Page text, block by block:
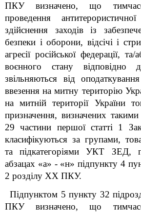
ПКУ визначено, що
проведення
здійснення заходів із
безпеки і оборони, відсічі і
агресії російської федерації,
воєнного стану відповідно
звільняються від
ввезення на митну територію
на митній території України
призначення, визначених
29 частини першої статті 1
класифікуються за групами,
та підкатегоріями УКТ ЗЕД,
абзацах «а» - «н» підпункту 4
2 розділу XX ПКУ.
Підпунктом 5 пункту 32
ПКУ визначено, що